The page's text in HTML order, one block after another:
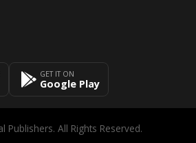
GET IT ON
Google Play
Publishers. All Rights Reserved.